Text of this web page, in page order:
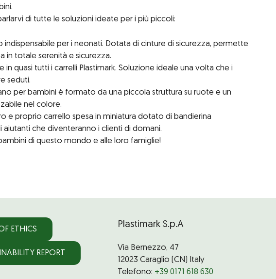
di tutte le soluzioni ideate per i più piccoli:
indispensabile per i neonati. Dotata di cinture di sicurezza, permette
in totale serenità e sicurezza.
in quasi tutti i carrelli Plastimark. Soluzione ideale una volta che i
seduti.
per bambini è formato da una piccola struttura su ruote e un
nel colore.
e proprio carrello spesa in miniatura dotato di bandierina
aiutanti che diventeranno i clienti di domani.
di questo mondo e alle loro famiglie!
ETHICS
REPORT
Plastimark S.p.A
Via Bernezzo, 47
12023 Caraglio (CN) Italy
Telefono: +39 0171 618 630